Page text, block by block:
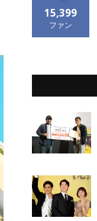
15,399
ファン